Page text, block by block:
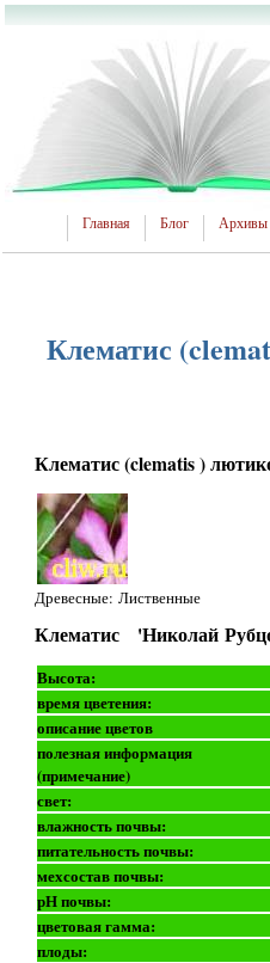
Главная Блог Архивы
Клематис
Клематис (clematis )
Древесные: Лиственные
Клематис 'Николай
Высота:
время цветения:
описание цветов
полезная информация
(примечание)
свет:
влажность почвы:
питательность почвы:
мехсостав почвы:
рН почвы:
цветовая гамма:
плоды: